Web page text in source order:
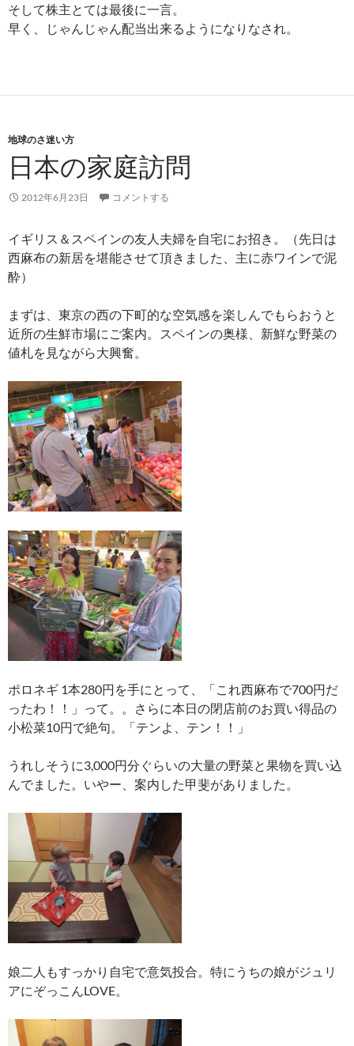
そして株主とては最後に一言。
早く、じゃんじゃん配当出来るようになりなされ。
地球のさ迷い方
日本の家庭訪問
2012年6月23日 コメントする
イギリス＆スペインの友人夫婦を自宅にお招き。（先日は
西麻布の新居を堪能させて頂きました、主に赤ワインで泥
酔）
まずは、東京の西の下町的な空気感を楽しんでもらおうと
近所の生鮮市場にご案内。スペインの奥様、新鮮な野菜の
値札を見ながら大興奮。
ポロネギ 1本280円を手にとって、「これ西麻布で700円だ
ったわ！！」って。。さらに本日の閉店前のお買い得品の
小松菜10円で絶句。「テンよ、テン！！」
うれしそうに3,000円分ぐらいの大量の野菜と果物を買い込
んでました。いやー、案内した甲斐がありました。
娘二人もすっかり自宅で意気投合。特にうちの娘がジュリ
アにぞっこんLOVE。